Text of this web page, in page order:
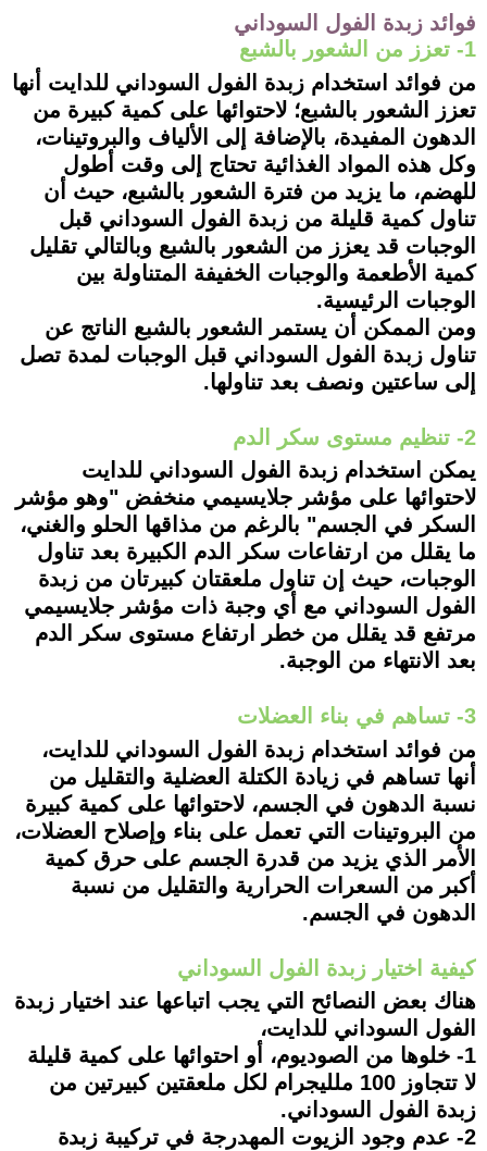
فوائد زبدة الفول السوداني
1- تعزز من الشعور بالشبع
من فوائد استخدام زبدة الفول السوداني للدايت أنها
تعزز الشعور بالشبع؛ لاحتوائها على كمية كبيرة من
الدهون المفيدة، بالإضافة إلى الألياف والبروتينات،
وكل هذه المواد الغذائية تحتاج إلى وقت أطول
للهضم، ما يزيد من فترة الشعور بالشبع، حيث أن
تناول كمية قليلة من زبدة الفول السوداني قبل
الوجبات قد يعزز من الشعور بالشبع وبالتالي تقليل
كمية الأطعمة والوجبات الخفيفة المتناولة بين
الوجبات الرئيسية.
ومن الممكن أن يستمر الشعور بالشبع الناتج عن
تناول زبدة الفول السوداني قبل الوجبات لمدة تصل
إلى ساعتين ونصف بعد تناولها.
2- تنظيم مستوى سكر الدم
يمكن استخدام زبدة الفول السوداني للدايت
لاحتوائها على مؤشر جلايسيمي منخفض "وهو مؤشر
السكر في الجسم" بالرغم من مذاقها الحلو والغني،
ما يقلل من ارتفاعات سكر الدم الكبيرة بعد تناول
الوجبات، حيث إن تناول ملعقتان كبيرتان من زبدة
الفول السوداني مع أي وجبة ذات مؤشر جلايسيمي
مرتفع قد يقلل من خطر ارتفاع مستوى سكر الدم
بعد الانتهاء من الوجبة.
3- تساهم في بناء العضلات
من فوائد استخدام زبدة الفول السوداني للدايت،
أنها تساهم في زيادة الكتلة العضلية والتقليل من
نسبة الدهون في الجسم، لاحتوائها على كمية كبيرة
من البروتينات التي تعمل على بناء وإصلاح العضلات،
الأمر الذي يزيد من قدرة الجسم على حرق كمية
أكبر من السعرات الحرارية والتقليل من نسبة
الدهون في الجسم.
كيفية اختيار زبدة الفول السوداني
هناك بعض النصائح التي يجب اتباعها عند اختيار زبدة
الفول السوداني للدايت،
1- خلوها من الصوديوم، أو احتوائها على كمية قليلة
لا تتجاوز 100 ملليجرام لكل ملعقتين كبيرتين من
زبدة الفول السوداني.
2- عدم وجود الزيوت المهدرجة في تركيبة زبدة